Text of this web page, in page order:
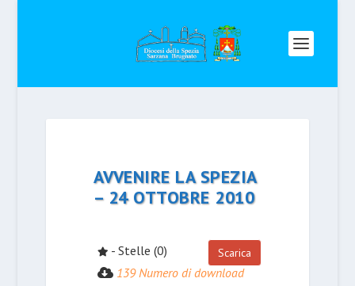
AVVENIRE LA SPEZIA
– 24 OTTOBRE 2010
Scarica
- Stelle (0)
139 Numero di download